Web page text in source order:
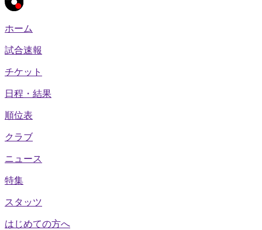
ホーム
試合速報
チケット
日程・結果
順位表
クラブ
ニュース
特集
スタッツ
はじめての方へ